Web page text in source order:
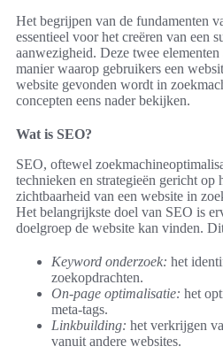
Het begrijpen van de fundamenten
essentieel voor het creëren van een
aanwezigheid. Deze twee
manier waarop gebruikers een
website gevonden wordt in
concepten eens nader bekijken.
Wat is SEO?
SEO, oftewel
technieken en strategieën gericht op
zichtbaarheid van een website in
Het belangrijkste doel van SEO is
doelgroep de website kan vinden.
Keyword onderzoek: het
zoekopdrachten.
On-page optimalisatie: het
meta-tags.
Linkbuilding: het verkrijgen
vanuit andere websites.